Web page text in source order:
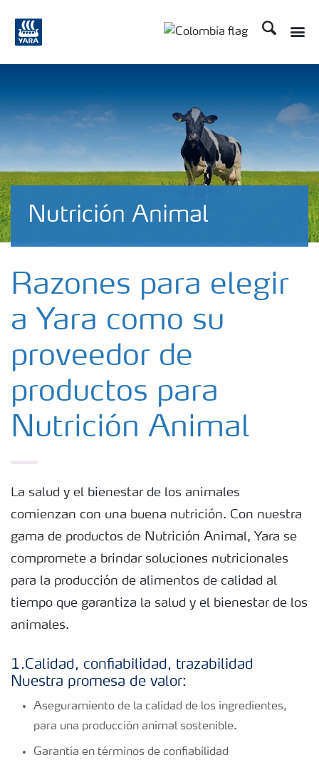
Buscar
Nutrición Animal
Razones para elegir
a Yara como su
proveedor de
productos para
Nutrición Animal
La salud y el bienestar de los animales
comienzan con una buena nutrición. Con nuestra
gama de productos de Nutrición Animal, Yara se
compromete a brindar soluciones nutricionales
para la producción de alimentos de calidad al
tiempo que garantiza la salud y el bienestar de los
animales.
1.Calidad, confiabilidad, trazabilidad
Nuestra promesa de valor:
Aseguramiento de la calidad de los ingredientes,
para una producción animal sostenible.
Garantía en términos de confiabilidad